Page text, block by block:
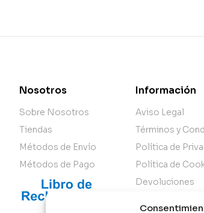
Nosotros
Sobre Nosotros
Tiendas
Métodos de Envío
Métodos de Pago
Información
Aviso Legal
Términos y
Política de
Política de
Devoluciones